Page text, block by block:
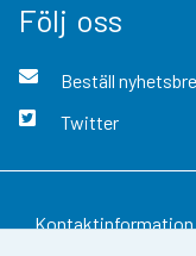
Följ oss
Beställ
Twitter
Kontaktinformation